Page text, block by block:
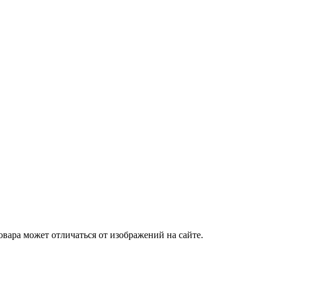
может отличаться от изображений на сайте.